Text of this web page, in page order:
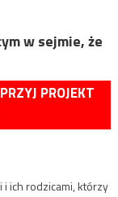
w sejmie, że
PROJEKT
i ich rodzicami, którzy